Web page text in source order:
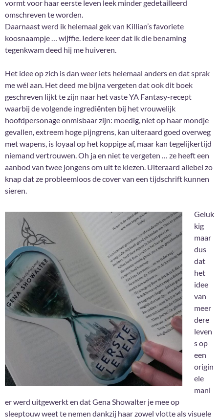
vormt voor haar eerste leven leek minder gedetailleerd
omschreven te worden.
Daarnaast werd ik helemaal gek van Killian’s favoriete
koosnaampje … wijffie. Iedere keer dat ik die benaming
tegenkwam deed hij me huiveren.
Het idee op zich is dan weer iets helemaal anders en dat sprak
me wél aan. Het deed me bijna vergeten dat ook dit boek
geschreven lijkt te zijn naar het vaste YA Fantasy-recept
waarbij de volgende ingrediënten bij het vrouwelijk
hoofdpersonage onmisbaar zijn: moedig, niet op haar mondje
gevallen, extreem hoge pijngrens, kan uiteraard goed overweg
met wapens, is loyaal op het koppige af, maar kan tegelijkertijd
niemand vertrouwen. Oh ja en niet te vergeten … ze heeft een
aanbod van twee jongens om uit te kiezen. Uiteraard allebei zo
knap dat ze probleemloos de cover van een tijdschrift kunnen
sieren.
Geluk
kig
maar
dus
dat
het
idee
van
meer
dere
leven
s op
een
origin
ele
mani
er werd uitgewerkt en dat Gena Showalter je mee op
sleeptouw weet te nemen dankzij haar zowel vlotte als visuele